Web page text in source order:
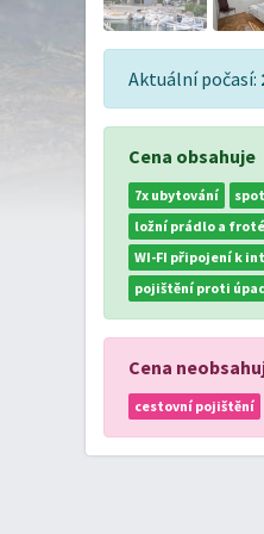
Aktuální počasí:
Cena obsahuje
7x ubytování
ložní prádlo a
WI-FI připojení k
pojištění proti
Cena
cestovní pojištění